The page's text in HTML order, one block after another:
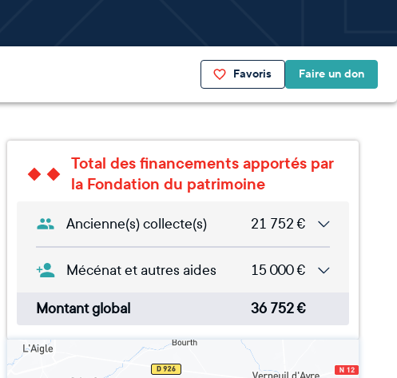
Favoris Faire un don
Total des financements apportés par
la Fondation du patrimoine
Ancienne(s) collecte(s) 21 752 €
Mécénat et autres aides 15 000€
Montant global 36 752€